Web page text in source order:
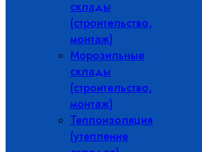
склады
(строительство,
монтаж)
Морозильные
склады
(строительство,
монтаж)
Теплоизоляция
(утепление